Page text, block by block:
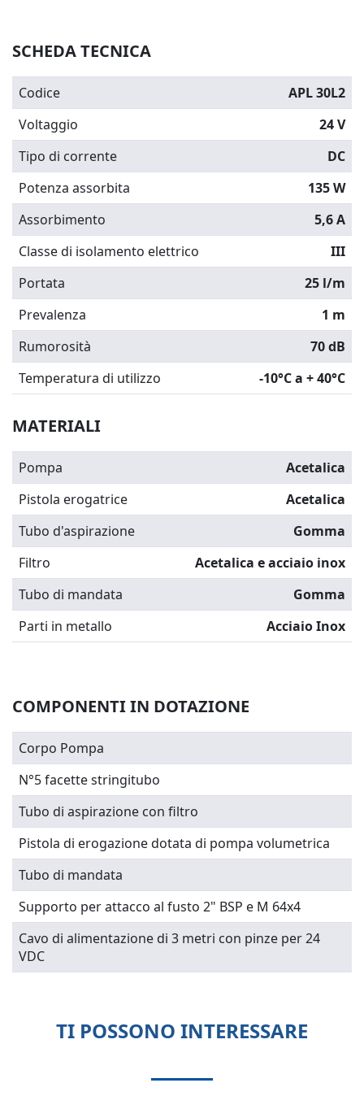
SCHEDA TECNICA
Codice
APL 30L2
Voltaggio
24 V
Tipo di corrente
DC
Potenza assorbita
135 W
Assorbimento
5,6 A
Classe di isolamento elettrico
III
Portata
25 l/m
Prevalenza
1 m
Rumorosità
70 dB
Temperatura di utilizzo
-10°C a + 40°C
MATERIALI
Pompa
Acetalica
Pistola erogatrice
Acetalica
Tubo d'aspirazione
Gomma
Filtro
Acetalica e acciaio inox
Tubo di mandata
Gomma
Parti in metallo
Acciaio Inox
COMPONENTI IN DOTAZIONE
Corpo Pompa
N°5 facette stringitubo
Tubo di aspirazione con filtro
Pistola di erogazione dotata di pompa volumetrica
Tubo di mandata
Supporto per attacco al fusto 2" BSP e M 64x4
Cavo di alimentazione di 3 metri con pinze per 24
VDC
TI POSSONO INTERESSARE